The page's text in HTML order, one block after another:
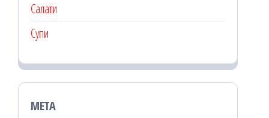
Салати
Супи
МЕТА